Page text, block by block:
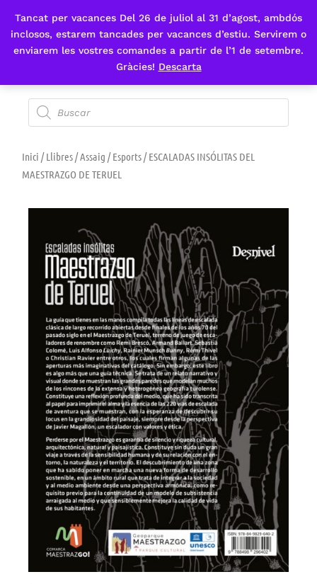
Tancat per vacances Del 26 de juliol al 31 d’agost, ambdós
inclosos, estarem tancades per vacances d’estiu. Servirem o
enviarem les vostres comandes a partir de l’1 de setembre.
Gràcies! Descarta
Fes-te'n sòcia
Inici /Llibres/Assaig /Esports/ ESCALADAS INSÓLITAS DEL
MAESTRAZGO DE TERUEL